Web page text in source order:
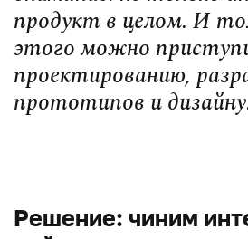
продукт в целом. И
этого можно
проектированию,
прототипов и
Решение: чиним